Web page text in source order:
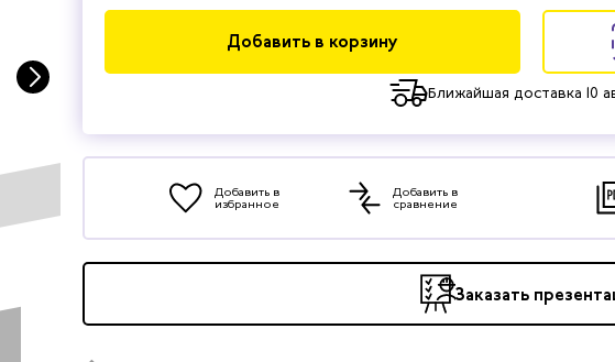
Добавить в корзину
Ближайшая доставка 10
Добавить в
избранное
Добавить в
сравнение
Заказать